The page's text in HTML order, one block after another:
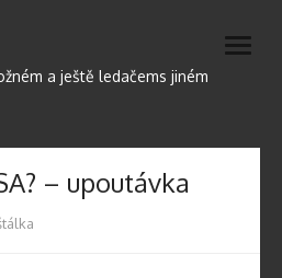
a ještě ledačems jiném
otevřít
– upoutávka